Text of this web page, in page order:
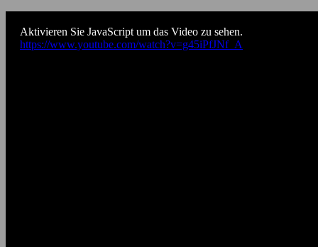
Aktivieren Sie JavaScript um das Video zu sehen.
https://www.youtube.com/watch?v=g45iPfJNf_A